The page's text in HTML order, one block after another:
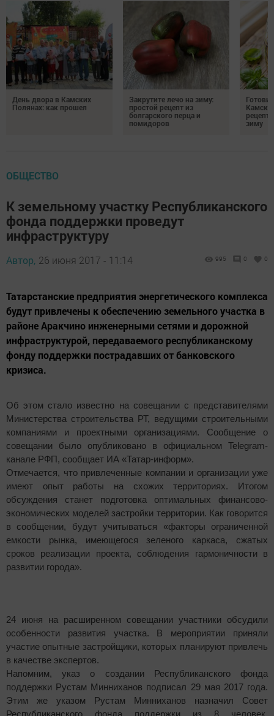
День двора в Камских
Полянах: как прошел
Закрутите лечо на зиму:
простой рецепт из
болгарского перца и
помидоров
зиму
ОБЩЕСТВО
К земельному участку Республиканского
фонда поддержки проведут
инфраструктуру
Автор, 26 июня 2017 - 11:14 995 0 0
Татарстанские предприятия энергетического комплекса
будут привлечены к обеспечению земельного участка в
районе Аракчино инженерными сетями и дорожной
инфраструктурой, передаваемого республиканскому
фонду поддержки пострадавших от банковского
кризиса.
Об этом стало известно на совещании с представителями
Министерства строительства РТ, ведущими строительными
компаниями и проектными организациями. Сообщение о
совещании было опубликовано в официальном Telegram-
канале РФП, сообщает ИА «Татар-информ».
Отмечается, что привлеченные компании и организации уже
имеют опыт работы на схожих территориях. Итогом
обсуждения станет подготовка оптимальных финансово-
экономических моделей застройки территории. Как говорится
в сообщении, будут учитываться «факторы ограниченной
емкости рынка, имеющегося зеленого каркаса, сжатых
сроков реализации проекта, соблюдения гармоничности в
развитии города».
24 июня на расширенном совещании участники обсудили
особенности развития участка. В мероприятии приняли
участие опытные застройщики, которых планируют привлечь
в качестве экспертов.
Напомним, указ о создании Республиканского фонда
поддержки Рустам Минниханов подписал 29 мая 2017 года.
Этим же указом Рустам Минниханов назначил Совет
Республиканского фонда поддержки из 8 человек.